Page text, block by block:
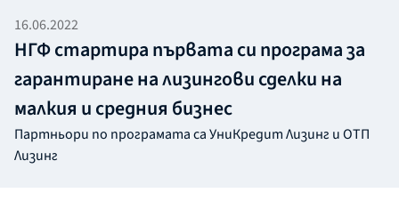
16.06.2022
НГФ стартира първата си програма за
гарантиране на лизингови сделки на
малкия и средния бизнес
Партньори по програмата са УниКредит Лизинг и ОТП
Лизинг